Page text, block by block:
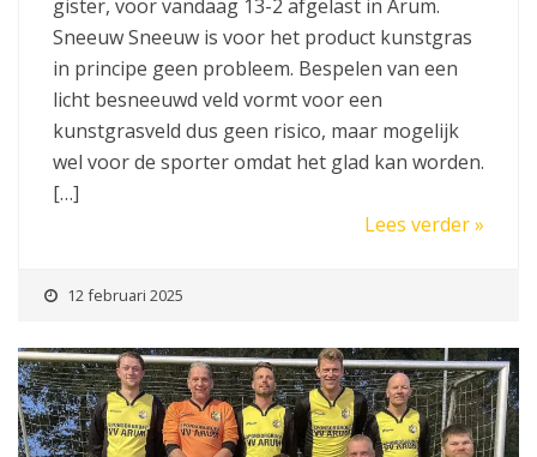
gister, voor vandaag 13-2 afgelast in Arum.
Sneeuw Sneeuw is voor het product kunstgras
in principe geen probleem. Bespelen van een
licht besneeuwd veld vormt voor een
kunstgrasveld dus geen risico, maar mogelijk
wel voor de sporter omdat het glad kan worden.
[…]
Lees verder »
12 februari 2025